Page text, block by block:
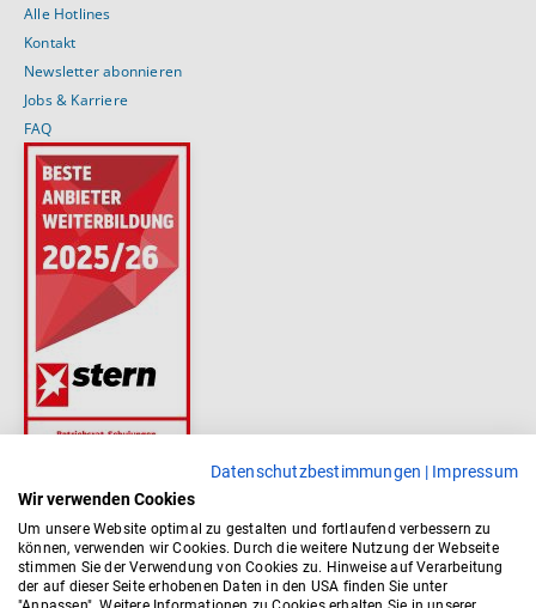
Alle Hotlines
Kontakt
Newsletter abonnieren
Jobs & Karriere
FAQ
Datenschutzbestimmungen | Impressum
Wir verwenden Cookies
Um unsere Website optimal zu gestalten und fortlaufend verbessern zu
können, verwenden wir Cookies. Durch die weitere Nutzung der Webseite
stimmen Sie der Verwendung von Cookies zu. Hinweise auf Verarbeitung
der auf dieser Seite erhobenen Daten in den USA finden Sie unter